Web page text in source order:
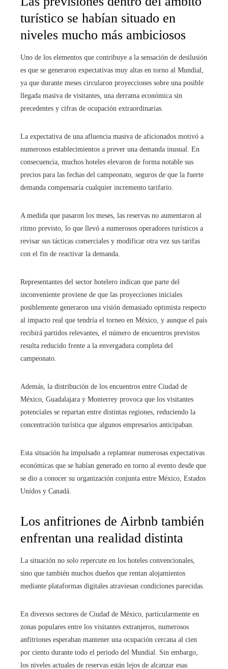
turístico se habían situado en
niveles mucho más ambiciosos
Uno de los elementos que contribuye a la sensación de desilusión
es que se generaron expectativas muy altas en torno al Mundial,
ya que durante meses circularon proyecciones sobre una posible
llegada masiva de visitantes, una derrama económica sin
precedentes y cifras de ocupación extraordinarias.
La expectativa de una afluencia masiva de aficionados motivó a
numerosos establecimientos a prever una demanda inusual. En
consecuencia, muchos hoteles elevaron de forma notable sus
precios para las fechas del campeonato, seguros de que la fuerte
demanda compensaría cualquier incremento tarifario.
A medida que pasaron los meses, las reservas no aumentaron al
ritmo previsto, lo que llevó a numerosos operadores turísticos a
revisar sus tácticas comerciales y modificar otra vez sus tarifas
con el fin de reactivar la demanda.
Representantes del sector hotelero indican que parte del
inconveniente proviene de que las proyecciones iniciales
posiblemente generaron una visión demasiado optimista respecto
al impacto real que tendría el torneo en México, y aunque el país
recibirá partidos relevantes, el número de encuentros previstos
resulta reducido frente a la envergadura completa del
campeonato.
Además, la distribución de los encuentros entre Ciudad de
México, Guadalajara y Monterrey provoca que los visitantes
potenciales se repartan entre distintas regiones, reduciendo la
concentración turística que algunos empresarios anticipaban.
Esta situación ha impulsado a replantear numerosas expectativas
económicas que se habían generado en torno al evento desde que
se dio a conocer su organización conjunta entre México, Estados
Unidos y Canadá.
Los anfitriones de Airbnb también
enfrentan una realidad distinta
La situación no solo repercute en los hoteles convencionales,
sino que también muchos dueños que rentan alojamientos
mediante plataformas digitales atraviesan condiciones parecidas.
En diversos sectores de Ciudad de México, particularmente en
zonas populares entre los visitantes extranjeros, numerosos
anfitriones esperaban mantener una ocupación cercana al cien
por ciento durante todo el periodo del Mundial. Sin embargo,
los niveles actuales de reservas están lejos de alcanzar esas